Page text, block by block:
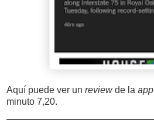
Aquí puede ver un reviewde la app
minuto 7,20.